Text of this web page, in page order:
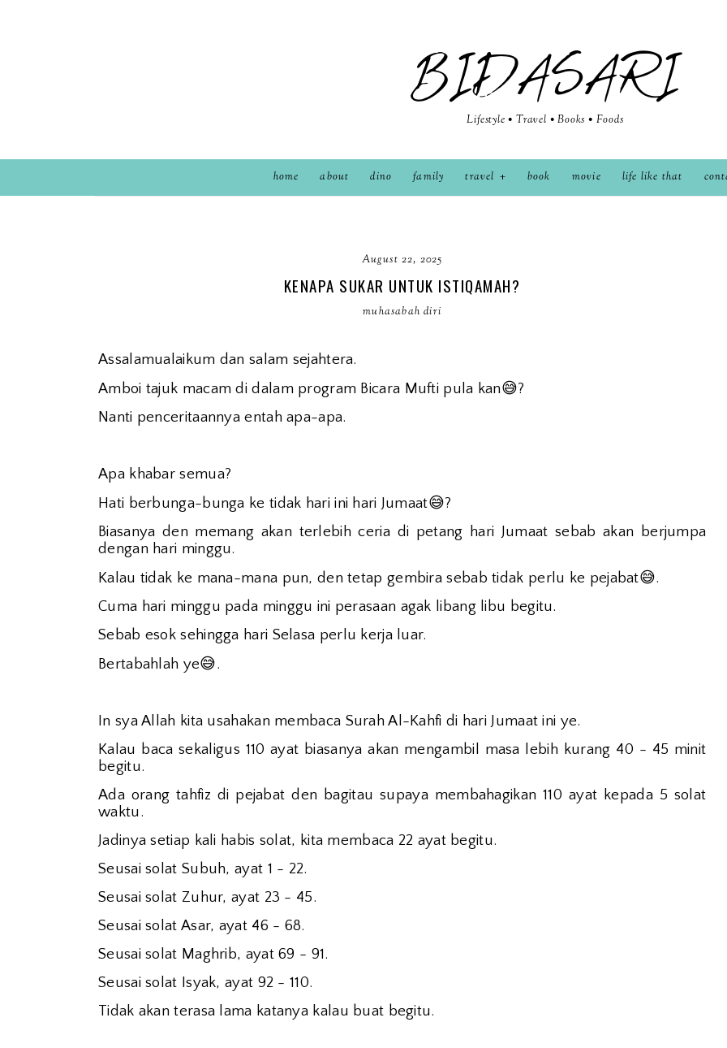
BIDASARI
Lifestyle • Travel • Books • Foods
home about dino family travel book movie life like that
August 22, 2025
KENAPA SUKAR UNTUK ISTIQAMAH?
muhasabah diri
Assalamualaikum dan salam sejahtera.
Amboi tajuk macam di dalam program Bicara Mufti pula kan😅?
Nanti penceritaannya entah apa-apa.
Apa khabar semua?
Hati berbunga-bunga ke tidak hari ini hari Jumaat😅?
Biasanya den memang akan terlebih ceria di petang hari Jumaat sebab akan berjumpa
dengan hari minggu.
Kalau tidak ke mana-mana pun, den tetap gembira sebab tidak perlu ke pejabat😅.
Cuma hari minggu pada minggu ini perasaan agak libang libu begitu.
Sebab esok sehingga hari Selasa perlu kerja luar.
Bertabahlah ye😅.
In sya Allah kita usahakan membaca Surah Al-Kahfi di hari Jumaat ini ye.
Kalau baca sekaligus 110 ayat biasanya akan mengambil masa lebih kurang 40 - 45 minit
begitu.
Ada orang tahfiz di pejabat den bagitau supaya membahagikan 110 ayat kepada 5 solat
waktu.
Jadinya setiap kali habis solat, kita membaca 22 ayat begitu.
Seusai solat Subuh, ayat 1 - 22.
Seusai solat Zuhur, ayat 23 - 45.
Seusai solat Asar, ayat 46 - 68.
Seusai solat Maghrib, ayat 69 - 91.
Seusai solat Isyak, ayat 92 - 110.
Tidak akan terasa lama katanya kalau buat begitu.